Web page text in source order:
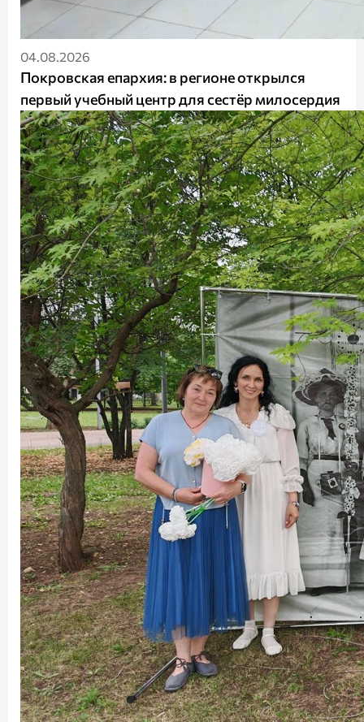
04.08.2026
Покровская епархия: в регионе открылся
первый учебный центр для сестёр милосердия